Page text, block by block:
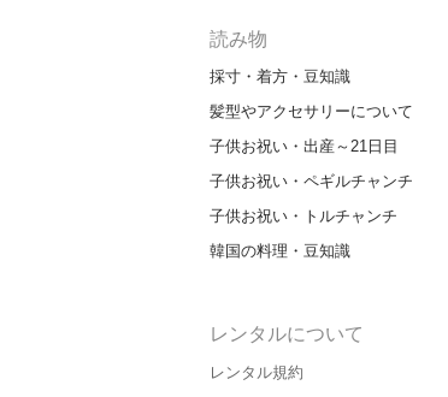
読み物
採寸・着方・豆知識
髪型やアクセサリーについて
子供お祝い・出産～21日目
子供お祝い・ペギルチャンチ
子供お祝い・トルチャンチ
韓国の料理・豆知識
レンタルについて
レンタル規約